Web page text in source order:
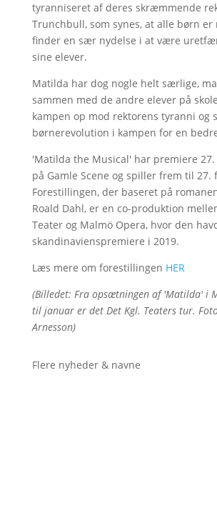
tyranniseret af deres skræmmende
Trunchbull, som synes, at alle børn er
finder en sær nydelse i at være
sine elever.
Matilda har dog nogle helt særlige,
sammen med de andre elever på
kampen op mod rektorens tyranni og
børnerevolution i kampen for en
'Matilda the Musical' har premiere
på Gamle Scene og spiller frem til 27.
Forestillingen, der baseret på
Roald Dahl, er en co-produktion
Teater og Malmö Opera, hvor den
skandinavienspremiere i 2019.
Læs mere om forestillingen HER
(Billedet: Fra opsætningen af 'Matilda' i
til januar er det Det Kgl. Teaters tur.
Arnesson)
Flere nyheder & navne